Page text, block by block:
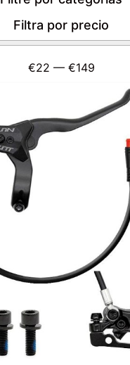
Filtra por precio
€22 — €149